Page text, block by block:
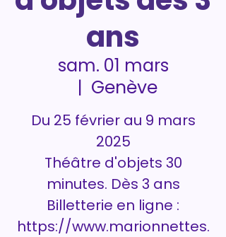
ans
sam. 01 mars
  |
Genève
Du 25 février au 9 mars
2025
Théâtre d'objets 30
minutes. Dès 3 ans
Billetterie en ligne :
https://www.marionnettes.